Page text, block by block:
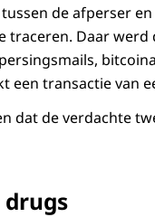
de afperser
Daar
een transactie van
dat de verdachte